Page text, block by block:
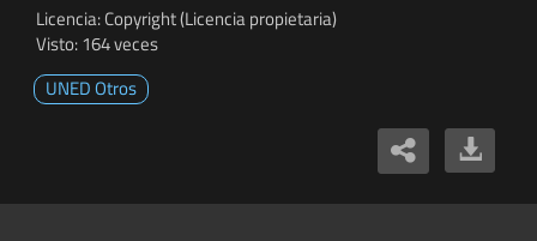
Licencia: Copyright (Licencia propietaria)
Visto: 164 veces
UNED Otros